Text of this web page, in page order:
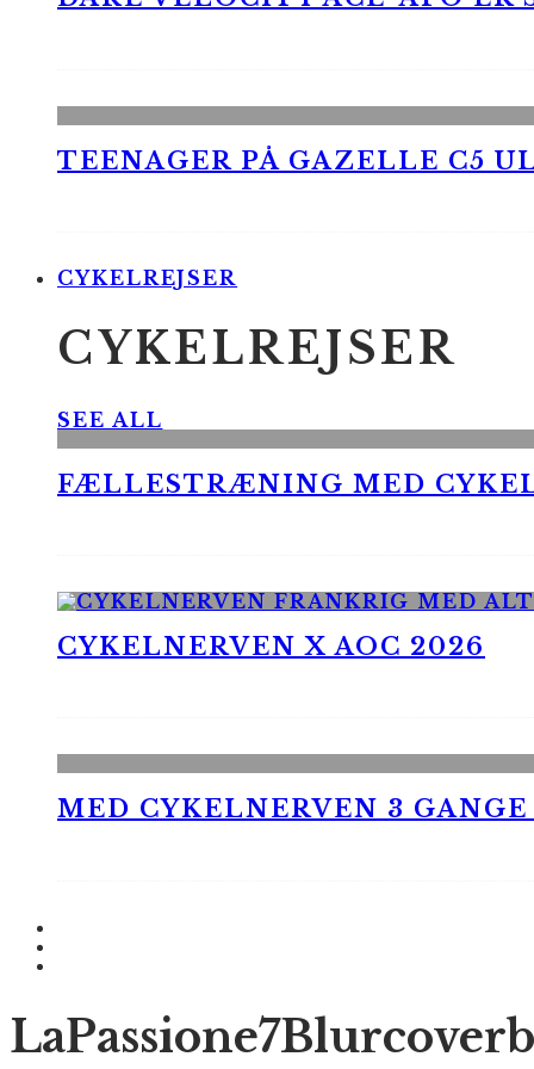
TEENAGER PÅ GAZELLE C5
CYKELREJSER
CYKELREJSER
SEE ALL
FÆLLESTRÆNING MED
CYKELNERVEN X AOC 2026
MED CYKELNERVEN 3